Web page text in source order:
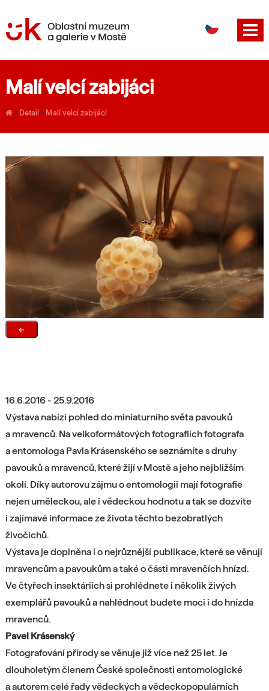
EN
Malí velcí zabijáci
› Detail › Malí velcí zabijáci
←
16.6.2016 - 25.9.2016
Výstava nabízí pohled do miniaturního světa pavouků
a mravenců. Na velkoformátových fotografiích fotografa
a entomologa Pavla Krásenského se seznámíte s druhy
pavouků a mravenců, které žijí v Mostě a jeho nejbližším
okolí. Díky autorovu zájmu o entomologii mají fotografie
nejen uměleckou, ale i vědeckou hodnotu a tak se dozvíte
i zajímavé informace ze života těchto bezobratlých
živočichů.
Výstava je doplněna i o nejrůznější publikace, které se věnují
mravencům a pavoukům a také o části mravenčích hnízd.
Ve čtyřech insektáriích si prohlédnete i několik živých
exemplářů pavouků a nahlédnout budete moci i do hnízda
mravenců.
Pavel Krásenský
Fotografování přírody se věnuje již více než 25 let. Je
dlouholetým členem České společnosti entomologické
a autorem celé řady vědeckých a vědeckopopulárních